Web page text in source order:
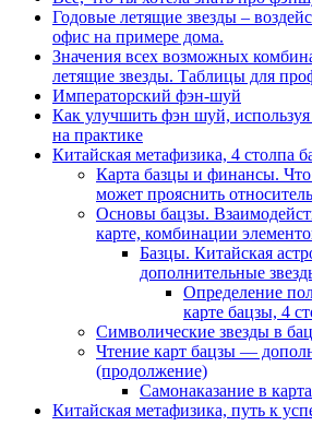
Годовые летящие звезды –
офис на примере дома.
Значения всех возможных
летящие звезды. Таблицы для
Императорский фэн-шуй
Как улучшить фэн шуй,
на практике
Китайская метафизика, 4 столпа
Карта базцы и финансы.
может прояснить
Основы бацзы.
карте, комбинации
Базцы. Китайская
дополнительные
Определение
карте бацзы, 4
Символические звезды в
Чтение карт бацзы —
(продолжение)
Самонаказание в
Китайская метафизика, путь к